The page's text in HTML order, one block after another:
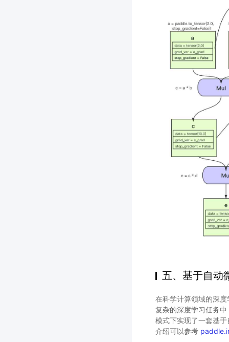
五、基于自动
在科学计算领域的深
复杂的深度学习任务
模式下实现了一套基
介绍可以参考